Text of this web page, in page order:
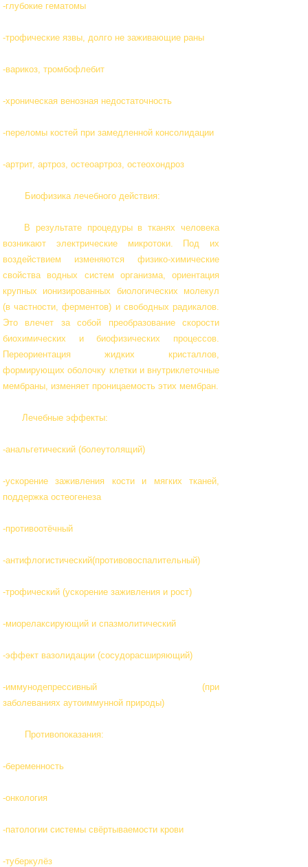
-глубокие гематомы
-трофические язвы, долго не заживающие раны
-варикоз, тромбофлебит
-хроническая венозная недостаточность
-переломы костей при замедленной консолидации
-артрит, артроз, остеоартроз, остеохондроз
Биофизика лечебного действия:
В результате процедуры в тканях человека
возникают электрические микротоки. Под их
воздействием изменяются физико-химические
свойства водных систем организма, ориентация
крупных ионизированных биологических молекул
(в частности, ферментов) и свободных радикалов.
Это влечет за собой преобразование скорости
биохимических и биофизических процессов.
Переориентация жидких кристаллов,
формирующих оболочку клетки и внутриклеточные
мембраны, изменяет проницаемость этих мембран.
Лечебные эффекты:
-анальгетический (болеутолящий)
-ускорение заживления кости и мягких тканей,
поддержка остеогенеза
-противоотёчный
-антифлогистический(противовоспалительный)
-трофический (ускорение заживления и рост)
-миорелаксирующий и спазмолитический
-эффект вазолидации (сосудорасширяющий)
-иммунодепрессивный (при
заболеваниях аутоиммунной природы)
Противопоказания:
-беременность
-онкология
-патологии системы свёртываемости крови
-туберкулёз